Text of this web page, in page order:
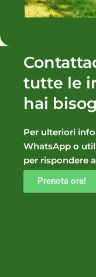
tutte le
hai
Per ulteriori
WhatsApp o
per rispondere
Prenota ora!